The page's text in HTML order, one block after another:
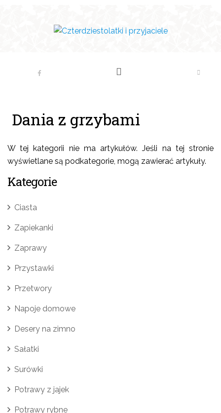
Dania z grzybami
W tej kategorii nie ma artykułów. Jeśli na tej stronie
wyświetlane są podkategorie, mogą zawierać artykuły.
Kategorie
Ciasta
Zapiekanki
Zaprawy
Przystawki
Przetwory
Napoje domowe
Desery na zimno
Sałatki
Surówki
Potrawy z jajek
Potrawy rybne